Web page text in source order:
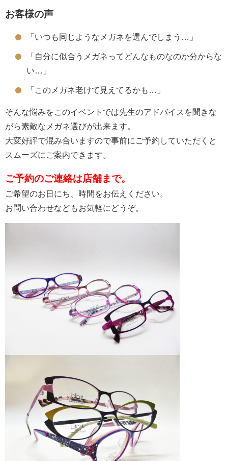
お客様の声
「いつも同じようなメガネを選んでしまう…」
「自分に似合うメガネってどんなものなのか分からな
い…」
「このメガネ老けて見えてるかも…」
そんな悩みをこのイベントでは先生のアドバイスを聞きな
がら素敵なメガネ選びが出来ます。
大変好評で混み合いますので事前にご予約していただくと
スムーズにご案内できます。
ご予約のご連絡は店舗まで。
ご希望のお日にち、時間をお伝えください。
お問い合わせなどもお気軽にどうぞ。